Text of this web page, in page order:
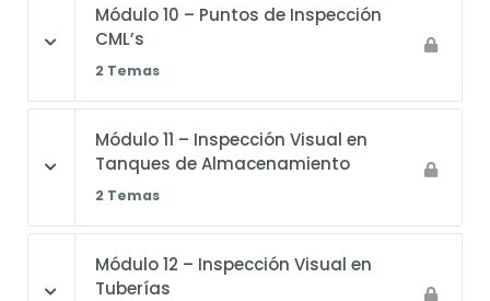
Módulo 10 – Puntos de Inspección
CML’s
2 Temas
Módulo 11 – Inspección Visual en
Tanques de Almacenamiento
2 Temas
Módulo 12 – Inspección Visual en
Tuberías